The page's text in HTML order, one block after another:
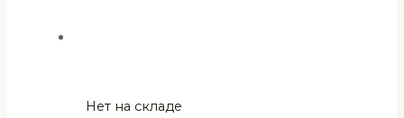
Нет на складе